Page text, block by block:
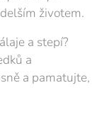
životem.
a stepí?
a
a pamatujte,